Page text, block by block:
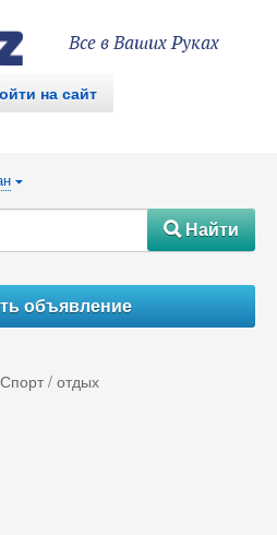
Все в Ваших Руках
на сайт
{
#Найти
объявление
/ отдых